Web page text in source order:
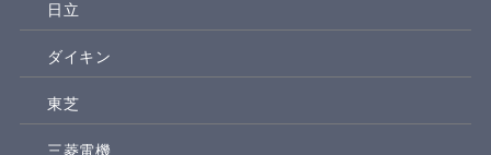
日立
ダイキン
東芝
三菱電機